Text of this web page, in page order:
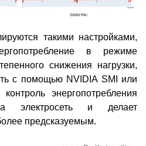
такими настройками,
в режиме
снижения нагрузки,
с помощью NVIDIA SMI или
энергопотребления
электросеть и делает
предсказуемым.